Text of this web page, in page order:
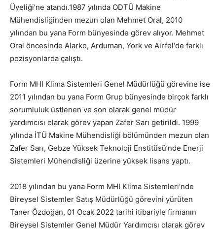
Üyeliği’ne atandı.1987 yılında ODTÜ Makine
Mühendisliğinden mezun olan Mehmet Oral, 2010
yılından bu yana Form bünyesinde görev alıyor. Mehmet
Oral öncesinde Alarko, Arduman, York ve Airfel‘de farklı
pozisyonlarda çalıştı.
Form MHI Klima Sistemleri Genel Müdürlüğü görevine ise
2011 yılından bu yana Form Grup bünyesinde birçok farklı
sorumluluk üstlenen ve son olarak genel müdür
yardımcısı olarak görev yapan Zafer Sarı getirildi. 1999
yılında İTÜ Makine Mühendisliği bölümünden mezun olan
Zafer Sarı, Gebze Yüksek Teknoloji Enstitüsü’nde Enerji
Sistemleri Mühendisliği üzerine yüksek lisans yaptı.
2018 yılından bu yana Form MHI Klima Sistemleri’nde
Bireysel Sistemler Satış Müdürlüğü görevini yürüten
Taner Özdoğan, 01 Ocak 2022 tarihi itibariyle firmanın
Bireysel Sistemler Genel Müdür Yardımcısı olarak görev